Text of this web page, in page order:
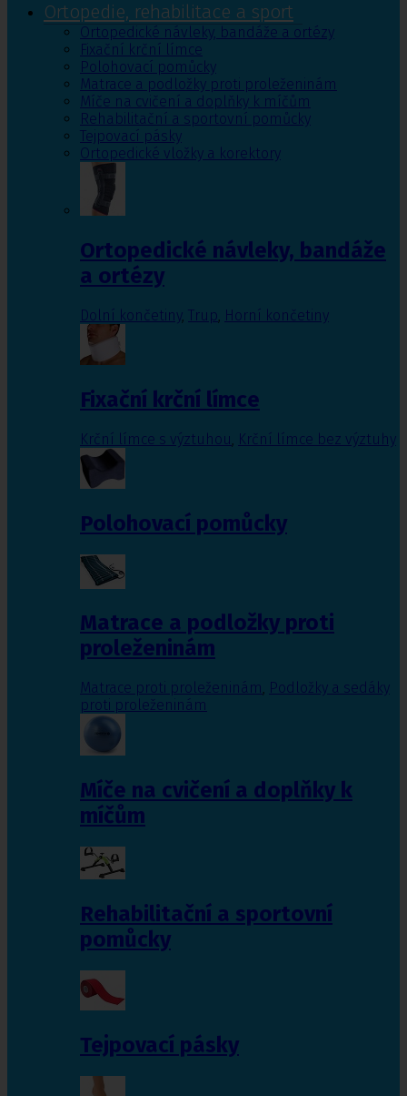
Ortopedie, rehabilitace a sport
Ortopedické návleky, bandáže a ortézy
Fixační krční límce
Polohovací pomůcky
Matrace a podložky proti proleženinám
Míče na cvičení a doplňky k míčům
Rehabilitační a sportovní pomůcky
Tejpovací pásky
Ortopedické vložky a korektory
Ortopedické návleky, bandáže
a ortézy
Dolní končetiny, Trup, Horní končetiny
Fixační krční límce
Krční límce s výztuhou Krční límce bez výztuhy
Polohovací pomůcky
Matrace a podložky proti
proleženinám
Matrace proti proleženinám, Podložky a sedáky
proti proleženinám
Míče na cvičení a doplňky k
míčům
Rehabilitační a sportovní
pomůcky
Tejpovací pásky